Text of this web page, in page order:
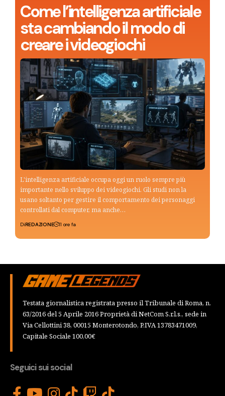
Come l’intelligenza artificiale
sta cambiando il modo di
creare i videogiochi
L'intelligenza artificiale occupa oggi un ruolo sempre più
importante nello sviluppo dei videogiochi. Gli studi non la
usano soltanto per gestire il comportamento dei personaggi
controllati dal computer, ma anche…
DiREDAZIONE 11 ore fa
Testata giornalistica registrata presso il Tribunale di Roma, n.
63/2016 del 5 Aprile 2016 Proprietà di NetCom S.r.l.s., sede in
Via Cellottini 38, 00015 Monterotondo, P.IVA 13783471009,
Capitale Sociale 100,00€
Seguici sui social